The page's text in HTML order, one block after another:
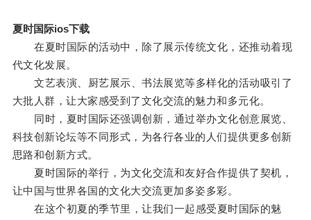
夏时国际ios下载
在夏时国际的活动中，除了展示传统文化，还推动着现
代文化发展。
文艺表演、厨艺展示、书法展览等多样化的活动吸引了
大批人群，让大家感受到了文化交流的魅力和多元化。
同时，夏时国际还强调创新，通过举办文化创意展览、
科技创新论坛等不同形式，为各行各业的人们提供更多创新
思路和创新方式。
夏时国际的举行，为文化交流和友好合作提供了契机，
让中国与世界各国的文化大交流更加多姿多彩。
在这个初夏的季节里，让我们一起感受夏时国际的魅